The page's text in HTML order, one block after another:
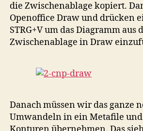
die Zwischenablage kopiert.
Openoffice Draw und drücken
STRG+V um das Diagramm aus
Zwischenablage in Draw
Danach müssen wir das ganze
Umwandeln in ein Metafile